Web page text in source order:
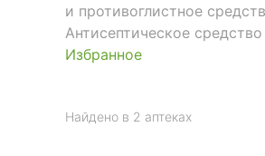
и противоглистное
Антисептическое средство
Избранное
Найдено в 2 аптеках